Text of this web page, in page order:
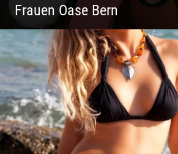
Frauen Oase Bern
Yoga Fotografie | Magische
Farben | Wilde Formen